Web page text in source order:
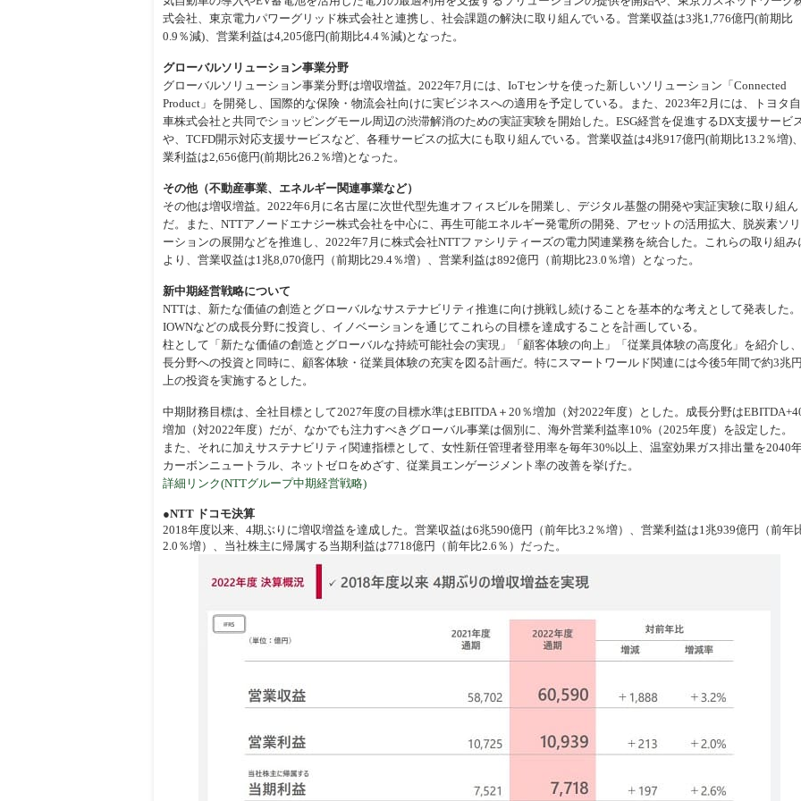
式会社、東京電力パワーグリッド株式会社と連携し、社会課題の解決に取り組んでいる。営業収益は3兆1,776億円(前期比
0.9％減)、営業利益は4,205億円(前期比4.4％減)となった。
グローバルソリューション事業分野
グローバルソリューション事業分野は増収増益。2022年7月には、IoTセンサを使った新しいソリューション「Connected
Product」を開発し、国際的な保険・物流会社向けに実ビジネスへの適用を予定している。また、2023年2月には、トヨタ
車株式会社と共同でショッピングモール周辺の渋滞解消のための実証実験を開始した。ESG経営を促進するDX支援サービ
や、TCFD開示対応支援サービスなど、各種サービスの拡大にも取り組んでいる。営業収益は4兆917億円(前期比13.2％増)
業利益は2,656億円(前期比26.2％増)となった。
その他（不動産事業、エネルギー関連事業など）
その他は増収増益。2022年6月に名古屋に次世代型先進オフィスビルを開業し、デジタル基盤の開発や実証実験に取り組ん
だ。また、NTTアノードエナジー株式会社を中心に、再生可能エネルギー発電所の開発、アセットの活用拡大、脱炭素ソ
ーションの展開などを推進し、2022年7月に株式会社NTTファシリティーズの電力関連業務を統合した。これらの取り組み
より、営業収益は1兆8,070億円（前期比29.4％増）、営業利益は892億円（前期比23.0％増）となった。
新中期経営戦略について
NTTは、新たな価値の創造とグローバルなサステナビリティ推進に向け挑戦し続けることを基本的な考えとして発表した。
IOWNなどの成長分野に投資し、イノベーションを通じてこれらの目標を達成することを計画している。
柱として「新たな価値の創造とグローバルな持続可能社会の実現」「顧客体験の向上」「従業員体験の高度化」を紹介し
長分野への投資と同時に、顧客体験・従業員体験の充実を図る計画だ。特にスマートワールド関連には今後5年間で約3兆
上の投資を実施するとした。
中期財務目標は、全社目標として2027年度の目標水準はEBITDA＋20％増加（対2022年度）とした。成長分野は
増加（対2022年度）だが、なかでも注力すべきグローバル事業は個別に、海外営業利益率10%（2025年度）を設定した。
また、それに加えサステナビリティ関連指標として、女性新任管理者登用率を毎年30%以上、温室効果ガス排出量を2040
カーボンニュートラル、ネットゼロをめざす、従業員エンゲージメント率の改善を挙げた。
詳細リンク(NTTグループ中期経営戦略)
●NTT ドコモ決算
2018年度以来、4期ぶりに増収増益を達成した。営業収益は6兆590億円（前年比3.2％増）、営業利益は1兆939億円（前年
2.0％増）、当社株主に帰属する当期利益は7718億円（前年比2.6％）だった。